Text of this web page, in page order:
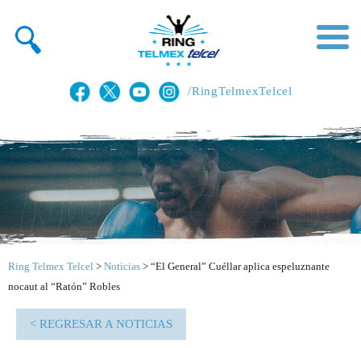
/RingTelmexTelcel
Ring Telmex Telcel > Noticias > “El General” Cuéllar aplica espeluznante
nocaut al “Ratón” Robles
< REGRESAR A NOTICIAS